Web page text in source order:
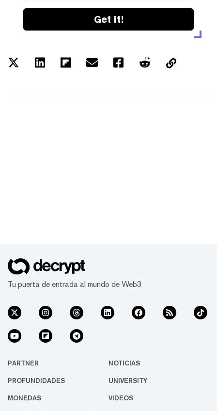
Get it!
Tu puerta de entrada al mundo de Web3
PARTNER NOTICIAS
PROFUNDIDADES UNIVERSITY
MONEDAS VIDEOS